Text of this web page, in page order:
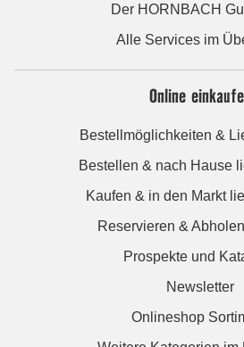
Der HORNBACH
Alle Services im
Online
Bestellmöglichkeiten &
Bestellen & nach Hause
Kaufen & in den Markt
Reservieren &
Prospekte und
Newsletter
Onlineshop